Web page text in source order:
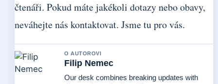
čtenáři. Pokud máte jakékoli dotazy nebo obavy,
neváhejte nás kontaktovat. Jsme tu pro vás.
O AUTOROVI
Filip Nemec
Our desk combines breaking updates with